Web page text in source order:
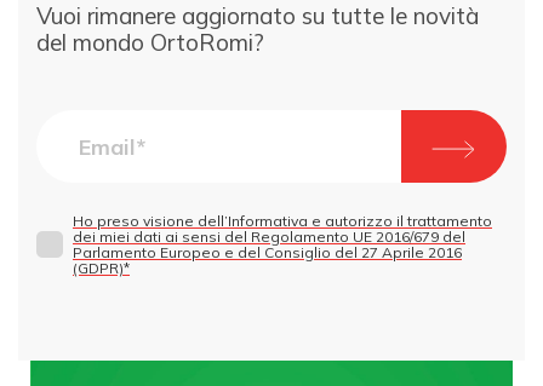
Vuoi rimanere aggiornato su tutte le novità
del mondo OrtoRomi?
Ho preso visione dell’Informativa e autorizzo il trattamento
dei miei dati ai sensi del Regolamento UE 2016/679 del
Parlamento Europeo e del Consiglio del 27 Aprile 2016
(GDPR)*